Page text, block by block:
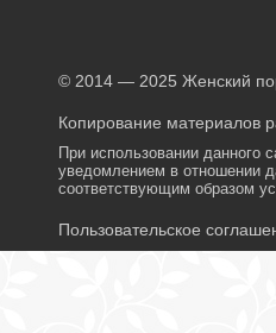
© 2014 — 2025 Женский
Копирование материалов
При использовании данного
уведомлением в отношении
соответствующим образом
Пользовательское